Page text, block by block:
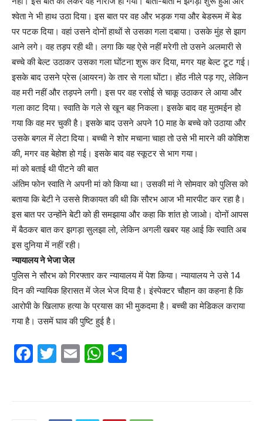
श्वेता ने भी हाथ उठा दिया। इस बात पर वह और भड़क गया और बेडरूम में बेड
पर पटक दिया। वहां उसने दोनों हाथों से उसका गला दबाया। उसके मुंह से झाग
आने लगे। वह तड़प रही थी। लगा कि यह ऐसे नहीं मरेगी तो उसने अलमारी से
बच्चे की बेल्ट उठाकर उसका गला घोंटना शुरू कर दिया, मगर यह बेल्ट टूट गई।
इसके बाद उसने प्रेस (आयरन) के तार से गला घोंटा। होंठ नीले पड़ गए, लेकिन
वह मरी नहीं और तड़पने लगी। इस पर वह रसोई से चाकू उठाकर ले आया और
गला काट दिया। स्वाति के गले से खून बह निकला। इसके बाद वह मुतमईन हो
गया कि वह मर चुकी है। इसके बाद उसने अपने 10 माह के बच्चे को उठाया और
उसके बगल में लेटा दिया। बच्ची ने शोर मचाना चाहा तो उसे भी मारने की कोशिश
की, मगर वह बेहोश हो गई। इसके बाद वह स्कूटर से भाग गया।
मां को बताई थी पीटने की बात
अंतिम फोन स्वाति ने अपनी मां को किया था। उसकी मां ने सोमवार को पुलिस को
बताया कि बेटी ने उससे शिकायत की थी कि सौरभ आज भी मारपीट कर रहा है।
इस बात पर उन्होंने बेटी को ही समझाया और कहा कि शांत हो जाओ। दोनों आपस
में बैठकर बात कर झगड़ा सुलझा लो, लेकिन अगली खबर यह आई कि स्वाति अब
इस दुनिया में नहीं रही।
न्यायालय ने भेजा जेल
पुलिस ने सौरभ को गिरफ्तार कर न्यायालय में पेश किया। न्यायालय ने उसे 14
दिन की न्यायिक हिरासत में जेल भेज दिया है। इंस्पेक्टर चौहान का कहना है कि
आरोपी के खिलाफ हत्या के प्रयास का भी मुकदमा है। बच्ची का मेडिकल कराया
गया है। उसमें घाव की पुष्टि हुई है।
F
T
E
W